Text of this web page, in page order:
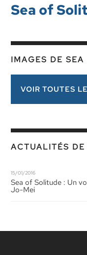
Sea of
IMAGES DE
VOIR TOUTES
ACTUALITÉS
15/01/2016
Sea of Solitude : Un
Jo-Mei